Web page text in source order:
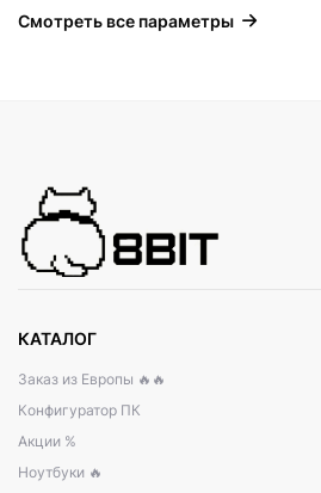
Смотреть все параметры
КАТАЛОГ
Заказ из Европы 🔥🔥
Конфигуратор ПК
Акции %
Ноутбуки 🔥